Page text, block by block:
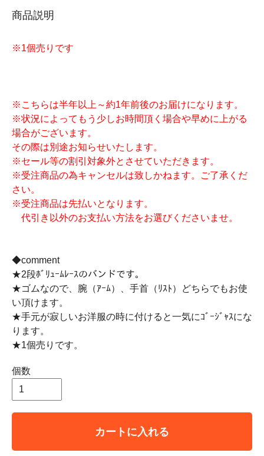
商品説明
※1個売りです
※こちらは半年以上～約1年前後のお届けになります。
※状況によってもう少しお時間頂く場合や早めに上がる
場合がございます。
その際は別途お知らせいたします。
※セール等の割引対象外とさせていただきます。
※受注商品の為キャンセルは致しかねます。ご了承くだ
さい。
※受注商品は先払いとなります。
代引き以外のお支払い方法をお選びくださいませ。
◆comment
★2段ﾎﾞﾘｭｰﾑﾚｰｽのバンドです。
★ゴムなので、腕（ｱｰﾑ）、手首（ﾘｽﾄ）どちらでもお使
い頂けます。
★手元が寂しいお洋服の時に付けると一気にｺﾞｰｼﾞｬｽにな
ります。
★1個売りです。
個数
カートに入れる